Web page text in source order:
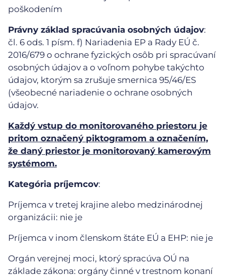
poškodením
Právny základ spracúvania osobných údajov:
čl. 6 ods. 1 písm. f) Nariadenia EP a Rady EÚ č.
2016/679 o ochrane fyzických osôb pri spracúvaní
osobných údajov a o voľnom pohybe takýchto
údajov, ktorým sa zrušuje smernica 95/46/ES
(všeobecné nariadenie o ochrane osobných
údajov.
Každý vstup do monitorovaného priestoru je
pritom označený piktogramom a označením,
že daný priestor je monitorovaný kamerovým
systémom.
Kategória príjemcov:
Príjemca v tretej krajine alebo medzinárodnej
organizácii: nie je
Príjemca v inom členskom štáte EÚ a EHP: nie je
Orgán verejnej moci, ktorý spracúva OÚ na
základe zákona: orgány činné v trestnom konaní